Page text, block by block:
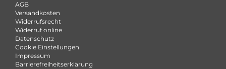
AGB
Versandkosten
Widerrufsrecht
Widerruf online
Datenschutz
Cookie Einstellungen
Impressum
Barrierefreiheitserklärung